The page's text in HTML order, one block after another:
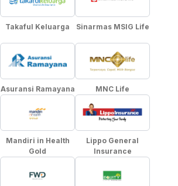
Takaful Keluarga Sinarmas MSIG Life
Asuransi Ramayana MNC Life
Mandiri in Health
Gold
Lippo General
Insurance